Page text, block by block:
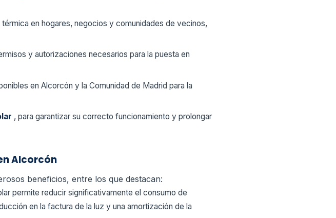
térmica en hogares, negocios y comunidades de vecinos,
y autorizaciones necesarios para la puesta en
en Alcorcón y la Comunidad de Madrid para la
, para garantizar su correcto funcionamiento y prolongar
Alcorcón
beneficios, entre los que destacan:
permite reducir significativamente el consumo de
en la factura de la luz y una amortización de la